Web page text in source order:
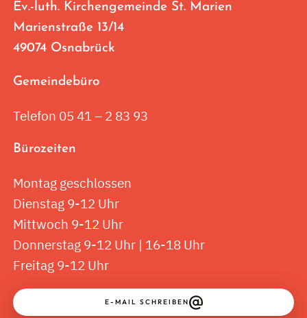
Ev.-luth. Kirchengemeinde St. Marien
Marienstraße 13/14
49074 Osnabrück
Gemeindebüro
Telefon 05 41 – 2 83 93
Bürozeiten
Montag geschlossen
Dienstag 9-12 Uhr
Mittwoch 9-12 Uhr
Donnerstag 9-12 Uhr | 16-18 Uhr
Freitag 9-12 Uhr
E-MAIL SCHREIBEN